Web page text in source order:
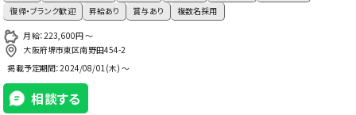
復帰・ブランク歓迎
昇給あり 賞与あり 複数名採用
月給：223,600円 〜
大阪府堺市東区南野田454-2
掲載予定期間：2024/08/01(木) ～
相談する